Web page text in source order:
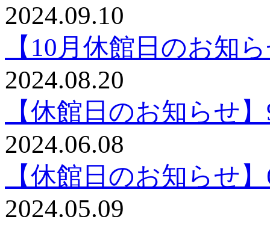
2024.09.10
【10月休館日のお知
2024.08.20
【休館日のお知らせ
2024.06.08
【休館日のお知らせ
2024.05.09